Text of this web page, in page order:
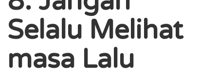
Selalu Melihat
masa Lalu